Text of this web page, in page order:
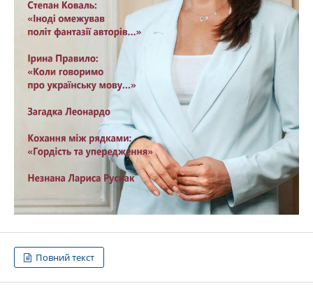
Повний текст